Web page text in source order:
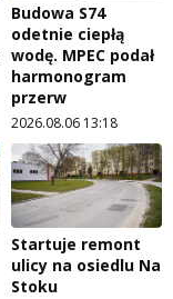
Budowa S74
odetnie ciepłą
wodę. MPEC podał
harmonogram
przerw
2026.08.06 13:18
Startuje remont
ulicy na osiedlu Na
Stoku